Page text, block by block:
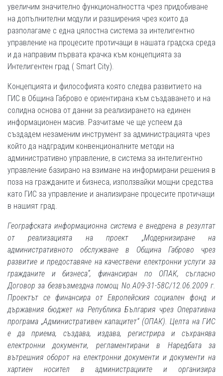
увеличим значително функционалността чрез придобиване
на допълнителни модули и разширения чрез които да
разполагаме с една цялостна система за интелигентно
управление на процесите протичащи в нашата градска среда
и да направим първата крачка към концепцията за
Интелигентен град ( Smart City).
Концепцията и философията която следва развитието на
ГИС в Община Габрово е ориентирана към създаването и на
солидна основа от данни за реализирането на единен
информационен масив. Разчитаме че ще успеем да
създадем незаменим инструмент за администрацията чрез
който да надградим конвенционалните методи на
административно управление, в система за интелигентно
управление базирано на взимане на информирани решения в
поза на гражданите и бизнеса, използвайки мощни средства
като ГИС за управление и анализиране процесите протичащи
в нашият град.
Географската информационна система е внедрена в резултат
от реализацията на проект „Модернизиране на
административното обслужване в Община Габрово чрез
развитие и предоставяне на качествени електронни услуги за
гражданите и бизнеса”, финансиран по ОПАК, съгласно
Договор за безвъзмездна помощ No.A09-31-58C/12.06.2009 г.
Проектът се финансира от Европейския социален фонд и
държавния бюджет на Република България чрез Оперативна
програма „Административен капацитет“ (ОПАК). Целта на ГИС
е да приема, създава, издава, регистрира и съхранява
електронни документи, регламентирани в Наредбата за
вътрешния оборот на електронни документи и документи на
хартиен носител в администрациите и организира